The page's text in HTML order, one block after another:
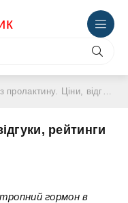
Ціни, відгуки, рейтинги
рейтинги
гормон в